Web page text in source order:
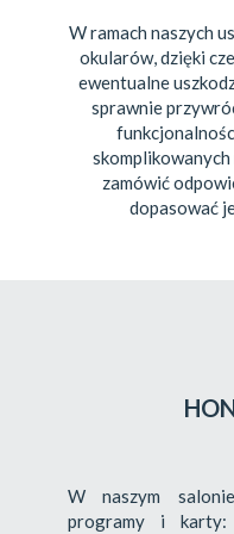
W ramach naszych
okularów, dzięki
ewentualne
sprawnie
zamówić
dopasować
W naszym
programy i karty: